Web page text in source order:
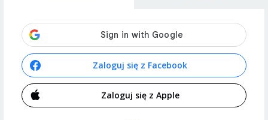
Zaloguj się z Facebook
Zaloguj się z Apple